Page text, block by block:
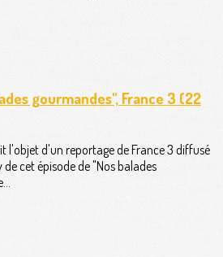
gourmandes", France 3 (22
l'objet d'un reportage de France 3 diffusé
cet épisode de "Nos balades